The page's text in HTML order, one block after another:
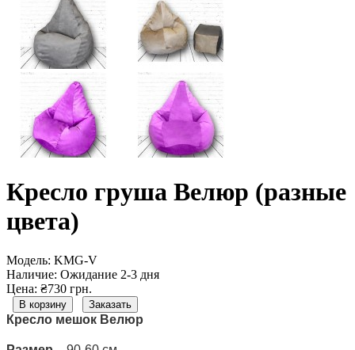
Кресло груша Велюр (разные
цвета)
Модель: KMG-V
Наличие: Ожидание 2-3 дня
Цена: ₴730 грн.
В корзину Заказать
Кресло мешок Велюр